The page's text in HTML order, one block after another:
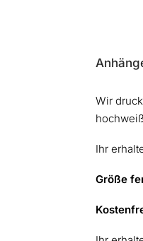
Wir
Ihr
Größe